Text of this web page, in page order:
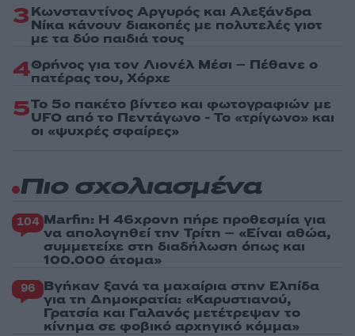
3Κωνσταντίνος Αργυρός και Αλεξάνδρα
Νίκα κάνουν διακοπές με πολυτελές γιοτ
με τα δύο παιδιά τους
4Θρήνος για τον Λιονέλ Μέσι – Πέθανε ο
πατέρας του, Χόρχε
5Το 5ο πακέτο βίντεο και φωτογραφιών με
UFO από το Πεντάγωνο - Το «τρίγωνο» και
οι «ψυχρές σφαίρες»
Πιο σχολιασμένα
104 Marfin: Η 46χρονη πήρε προθεσμία για
να απολογηθεί την Τρίτη – «Είναι αθώα,
συμμετείχε στη διαδήλωση όπως και
100.000 άτομα»
96 Βγήκαν ξανά τα μαχαίρια στην Ελπίδα
για τη Δημοκρατία: «Καρυστιανού,
Γρατσία και Γαλανός μετέτρεψαν το
κίνημα σε φοβικό αρχηγικό κόμμα»